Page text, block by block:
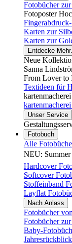
Fotobücher
Fotoposter
Karten zur
Karten zur
Entdecke
Neue
Sanna
From Lover to
Textideen für
Unser Service
Fotobuch
Alle
NEU:
Hardcover
Softcover
Stoffeinband
Layflat
Nach Anlass
Fotobücher
Fotobücher
Baby-